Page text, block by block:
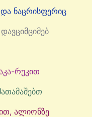
ნაცრისფერიც
რუკით
ალიონზე